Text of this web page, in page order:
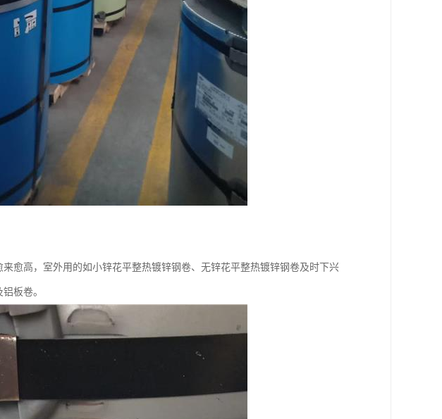
愈高，室外用的如小锌花平整热镀锌钢卷、无锌花平整热镀锌钢卷及时下兴
板卷。